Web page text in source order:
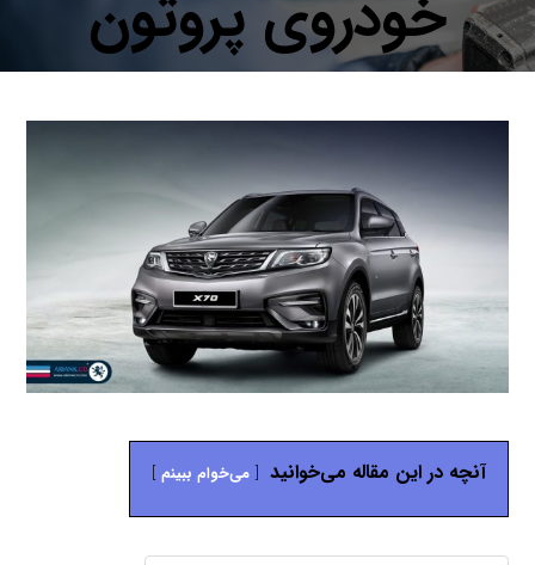
خودروی پروتون
آنچه در این مقاله می‌خوانید می‌خوام ببینم